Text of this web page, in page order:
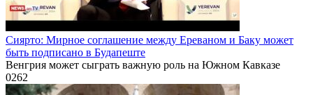
Сиярто: Мирное соглашение между Ереваном и Баку может
быть подписано в Будапеште
Венгрия может сыграть важную роль на Южном Кавказе
0262